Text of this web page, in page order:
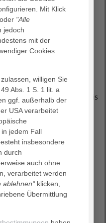
im
Team
geschultem
anderer Fachrichtungen
auf der
Sozialdienstes kümmern
je nach Erfordernis
oder
Einstufung in eine
in einer
zur
geht man im
neue Wege:
unter 60 ist oft
ein sogenanntes
Mit Klick
"Alle
jedoch
mit der
Cookies
willigen Sie
Abs. 1 S. 1 lit. a
ggf. außerhalb der
USA verarbeitet
jedem Fall
insbesondere
durch
auch ohne
verarbeitet werden
ablehnen“ klicken,
Übermittlung